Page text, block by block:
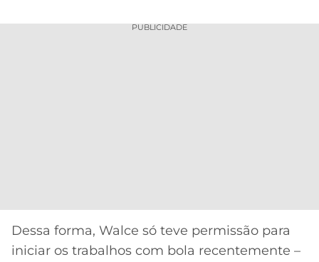
CASSINOS
PUBLICIDADE
Dessa forma, Walce só teve permissão para
iniciar os trabalhos com bola recentemente –